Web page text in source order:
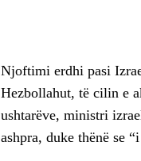
Njoftimi erdhi pasi
Hezbollahut, të cilin e
ushtarëve, ministri
ashpra, duke thënë se